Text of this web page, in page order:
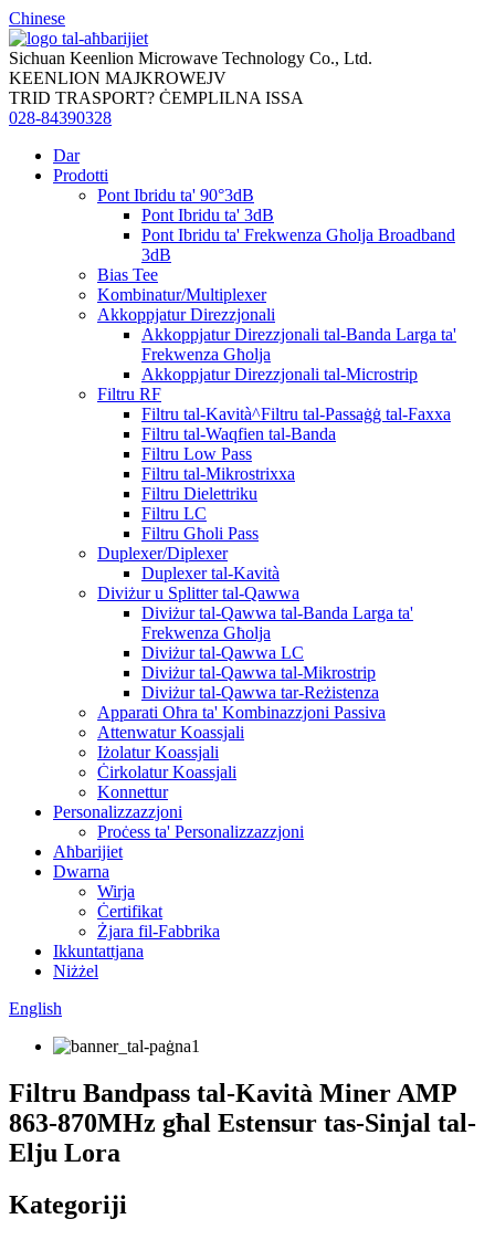
Chinese
Sichuan Keenlion Microwave Technology Co., Ltd.
KEENLION MAJKROWEJV
TRID TRASPORT? ĊEMPLILNA ISSA
028-84390328
Dar
Prodotti
Pont Ibridu ta' 90°3dB
Pont Ibridu ta' 3dB
Pont Ibridu ta' Frekwenza Għolja Broadband
3dB
Bias Tee
Kombinatur/Multiplexer
Akkoppjatur Direzzjonali
Akkoppjatur Direzzjonali tal-Banda Larga ta'
Frekwenza Għolja
Akkoppjatur Direzzjonali tal-Microstrip
Filtru RF
Filtru tal-Kavità^Filtru tal-Passaġġ tal-Faxxa
Filtru tal-Waqfien tal-Banda
Filtru Low Pass
Filtru tal-Mikrostrixxa
Filtru Dielettriku
Filtru LC
Filtru Għoli Pass
Duplexer/Diplexer
Duplexer tal-Kavità
Diviżur u Splitter tal-Qawwa
Diviżur tal-Qawwa tal-Banda Larga ta'
Frekwenza Għolja
Diviżur tal-Qawwa LC
Diviżur tal-Qawwa tal-Mikrostrip
Diviżur tal-Qawwa tar-Reżistenza
Apparati Oħra ta' Kombinazzjoni Passiva
Attenwatur Koassjali
Iżolatur Koassjali
Ċirkolatur Koassjali
Konnettur
Personalizzazzjoni
Proċess ta' Personalizzazzjoni
Aħbarijiet
Dwarna
Wirja
Ċertifikat
Żjara fil-Fabbrika
Ikkuntattjana
Niżżel
English
Filtru Bandpass tal-Kavità Miner AMP
863-870MHz għal Estensur tas-Sinjal tal-
Elju Lora
Kategoriji